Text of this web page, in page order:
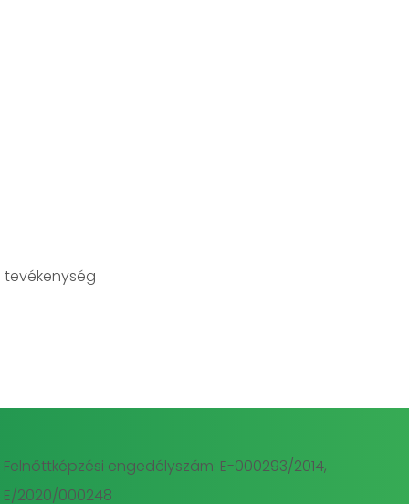
Felnőttképzési engedélyszám: E-000293/2014,
E/2020/000248